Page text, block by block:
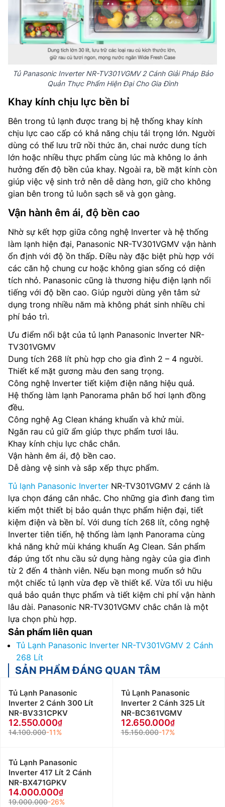
Tủ Panasonic Inverter NR-TV301VGMV 2 Cánh Giải Pháp Bảo
Quản Thực Phẩm Hiện Đại Cho Gia Đình
Khay kính chịu lực bền bỉ
Bên trong tủ lạnh được trang bị hệ thống khay kính
chịu lực cao cấp có khả năng chịu tải trọng lớn. Người
dùng có thể lưu trữ nồi thức ăn, chai nước dung tích
lớn hoặc nhiều thực phẩm cùng lúc mà không lo ảnh
hưởng đến độ bền của khay. Ngoài ra, bề mặt kính còn
giúp việc vệ sinh trở nên dễ dàng hơn, giữ cho không
gian bên trong tủ luôn sạch sẽ và gọn gàng.
Vận hành êm ái, độ bền cao
Nhờ sự kết hợp giữa công nghệ Inverter và hệ thống
làm lạnh hiện đại, Panasonic NR-TV301VGMV vận hành
ổn định với độ ồn thấp. Điều này đặc biệt phù hợp với
các căn hộ chung cư hoặc không gian sống có diện
tích nhỏ. Panasonic cũng là thương hiệu điện lạnh nổi
tiếng với độ bền cao. Giúp người dùng yên tâm sử
dụng trong nhiều năm mà không phát sinh nhiều chi
phí bảo trì.
Ưu điểm nổi bật của tủ lạnh Panasonic Inverter NR-
TV301VGMV
Dung tích 268 lít phù hợp cho gia đình 2 – 4 người.
Thiết kế mặt gương màu đen sang trọng.
Công nghệ Inverter tiết kiệm điện năng hiệu quả.
Hệ thống làm lạnh Panorama phân bổ hơi lạnh đồng
đều.
Công nghệ Ag Clean kháng khuẩn và khử mùi.
Ngăn rau củ giữ ẩm giúp thực phẩm tươi lâu.
Khay kính chịu lực chắc chắn.
Vận hành êm ái, độ bền cao.
Dễ dàng vệ sinh và sắp xếp thực phẩm.
Tủ lạnh Panasonic Inverter NR-TV301VGMV 2 cánh là
lựa chọn đáng cân nhắc. Cho những gia đình đang tìm
kiếm một thiết bị bảo quản thực phẩm hiện đại, tiết
kiệm điện và bền bỉ. Với dung tích 268 lít, công nghệ
Inverter tiên tiến, hệ thống làm lạnh Panorama cùng
khả năng khử mùi kháng khuẩn Ag Clean. Sản phẩm
đáp ứng tốt nhu cầu sử dụng hàng ngày của gia đình
từ 2 đến 4 thành viên. Nếu bạn mong muốn sở hữu
một chiếc tủ lạnh vừa đẹp về thiết kế. Vừa tối ưu hiệu
quả bảo quản thực phẩm và tiết kiệm chi phí vận hành
lâu dài. Panasonic NR-TV301VGMV chắc chắn là một
lựa chọn phù hợp.
Sản phẩm liên quan
Tủ Lạnh Panasonic Inverter NR-TV301VGMV 2 Cánh
268 Lít
SẢN PHẨM ĐÁNG QUAN TÂM
Tủ Lạnh Panasonic
Inverter 2 Cánh 300 Lít
NR-BV331CPKV
12.550.000
14.100.000-11%
Tủ Lạnh Panasonic
Inverter 2 Cánh 325 Lít
NR-BC361VGMV
12.650.000
15.150.000-17%
Tủ Lạnh Panasonic
Inverter 417 Lít 2 Cánh
NR-BX471GPKV
14.000.000
19.000.000-26%